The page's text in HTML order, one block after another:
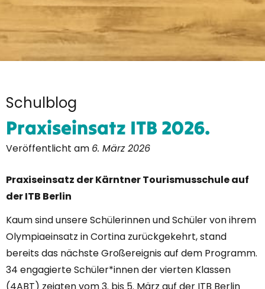
Schulblog
Praxiseinsatz ITB 2026.
Veröffentlicht am 6. März 2026
Praxiseinsatz der Kärntner Tourismusschule auf
der ITB Berlin
Kaum sind unsere Schülerinnen und Schüler von ihrem
Olympiaeinsatz in Cortina zurückgekehrt, stand
bereits das nächste Großereignis auf dem Programm.
34 engagierte Schüler*innen der vierten Klassen
(4ABT) zeigten vom 3. bis 5. März auf der ITB Berlin